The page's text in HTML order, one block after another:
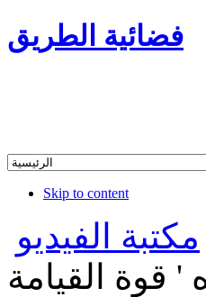
فضائية الطريق
Skip to content
مكتبة الفيديو
قوة القيامة